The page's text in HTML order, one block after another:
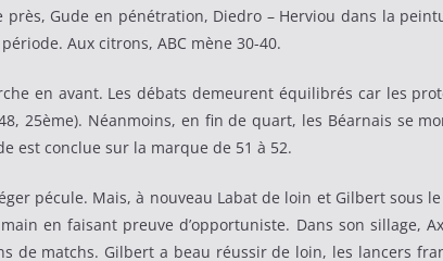
Gude en pénétration, Diedro – Herviou dans la
Aux citrons, ABC mène 30-40.
en avant. Les débats demeurent équilibrés car les
25ème). Néanmoins, en fin de quart, les Béarnais se
est conclue sur la marque de 51 à 52.
pécule. Mais, à nouveau Labat de loin et Gilbert sous
en faisant preuve d’opportuniste. Dans son sillage,
de matchs. Gilbert a beau réussir de loin, les lancers